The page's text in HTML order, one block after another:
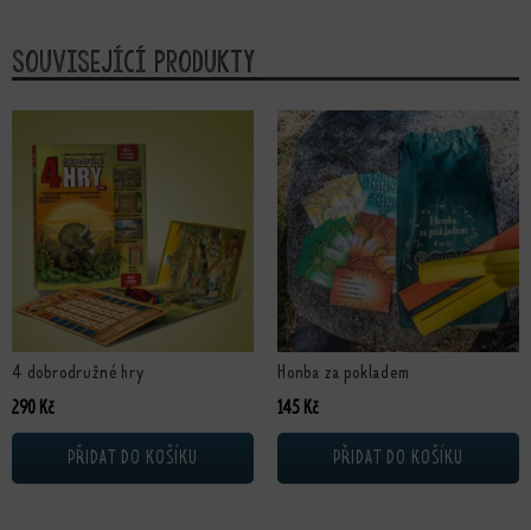
Související produkty
4 dobrodružné hry
290 Kč
PŘIDAT DO KOŠÍKU
Honba za pokladem
145 Kč
PŘIDAT DO KOŠÍKU